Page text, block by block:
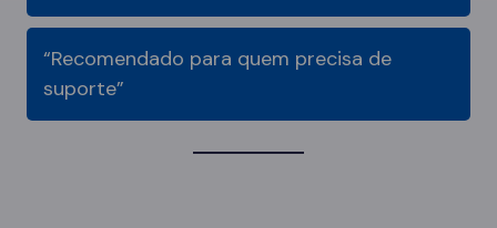
“Recomendado para quem precisa de
suporte”